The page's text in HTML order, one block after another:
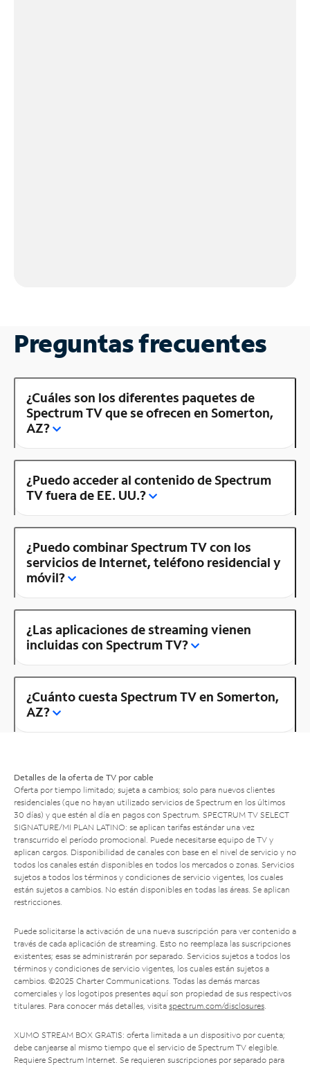
Preguntas frecuentes
¿Cuáles son los diferentes paquetes de
Spectrum TV que se ofrecen en Somerton,
AZ?
¿Puedo acceder al contenido de Spectrum
TV fuera de EE. UU.?
¿Puedo combinar Spectrum TV con los
servicios de Internet, teléfono residencial y
móvil?
¿Las aplicaciones de streaming vienen
incluidas con Spectrum TV?
¿Cuánto cuesta Spectrum TV en Somerton,
AZ?
Detalles de la oferta de TV por cable
Oferta por tiempo limitado; sujeta a cambios; solo para nuevos clientes
residenciales (que no hayan utilizado servicios de Spectrum en los últimos
30 días) y que estén al día en pagos con Spectrum. SPECTRUM TV SELECT
SIGNATURE/MI PLAN LATINO: se aplican tarifas estándar una vez
transcurrido el período promocional. Puede necesitarse equipo de TV y
aplican cargos. Disponibilidad de canales con base en el nivel de servicio y no
todos los canales están disponibles en todos los mercados o zonas. Servicios
sujetos a todos los términos y condiciones de servicio vigentes, los cuales
están sujetos a cambios. No están disponibles en todas las áreas. Se aplican
restricciones.
Puede solicitarse la activación de una nueva suscripción para ver contenido a
través de cada aplicación de streaming. Esto no reemplaza las suscripciones
existentes; esas se administrarán por separado. Servicios sujetos a todos los
términos y condiciones de servicio vigentes, los cuales están sujetos a
cambios. ©2025 Charter Communications. Todas las demás marcas
comerciales y los logotipos presentes aquí son propiedad de sus respectivos
titulares. Para conocer más detalles, visita spectrum.com/disclosures.
XUMO STREAM BOX GRATIS: oferta limitada a un dispositivo por cuenta;
debe canjearse al mismo tiempo que el servicio de Spectrum TV elegible.
Requiere Spectrum Internet. Se requieren suscripciones por separado para